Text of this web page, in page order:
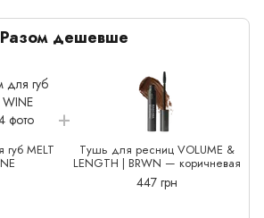
Разом дешевше
MELT Тушь для ресниц VOLUME &
LENGTH | BRWN — коричневая
447 грн